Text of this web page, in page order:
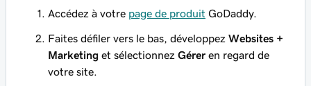
Accédez à votre page de produit GoDaddy.
Faites défiler vers le bas, développez Websites +
Marketing et sélectionnez Gérer en regard de
votre site.